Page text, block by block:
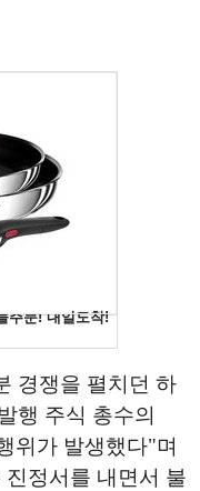
경쟁을 펼치던 하
행 주식 총수의
위가 발생했다"며
정서를 내면서 불